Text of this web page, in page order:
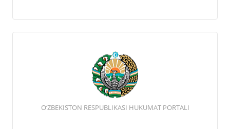
O‘ZBEKISTON RESPUBLIKASI HUKUMAT PORTALI